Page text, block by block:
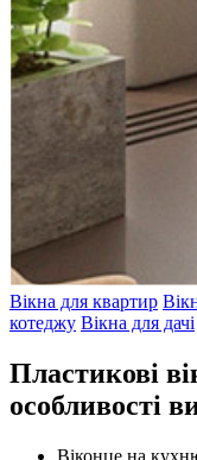
Вікна для квартир
котеджу Вікна для дачі
Пластикові
особливості
Віконце на